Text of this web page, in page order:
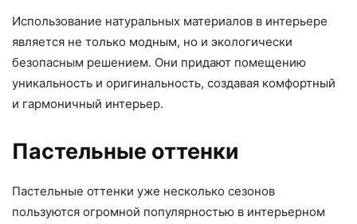
Использование натуральных материалов в интерьере
является не только модным, но и экологически
безопасным решением. Они придают помещению
уникальность и оригинальность, создавая комфортный
и гармоничный интерьер.
Пастельные оттенки
Пастельные оттенки уже несколько сезонов
пользуются огромной популярностью в интерьерном